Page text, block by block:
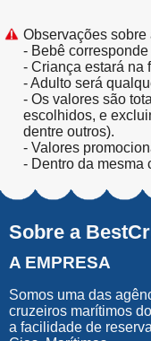
Observações
- Bebê
- Criança estará na
- Adulto será
- Os valores são
escolhidos, e
dentre outros).
- Valores
- Dentro da mesma
Sobre a
A EMPRESA
Somos uma das
cruzeiros marítimos
a facilidade de